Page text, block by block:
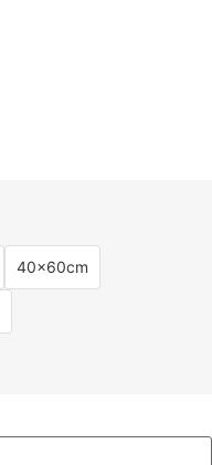
40x60cm